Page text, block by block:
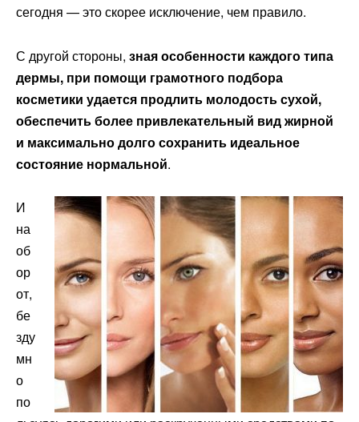
сегодня — это скорее исключение, чем правило.
С другой стороны, зная особенности каждого типа
дермы, при помощи грамотного подбора
косметики удается продлить молодость сухой,
обеспечить более привлекательный вид жирной
и максимально долго сохранить идеальное
состояние нормальной.
И
на
об
ор
от,
бе
зду
мн
о
по